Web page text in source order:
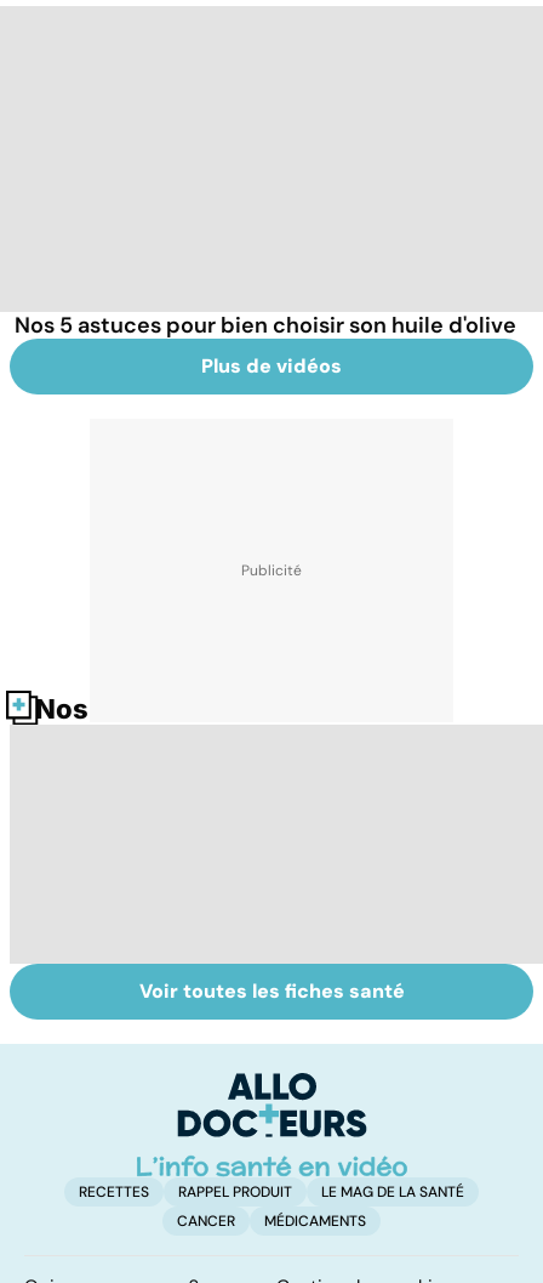
Nos 5 astuces pour bien choisir son huile d'olive
Plus de vidéos
Nos fiches santé
Grand froid : nos
conseils
Perturbateurs
endocriniens :
notre santé
Voir toutes les fiches santé
RECETTES RAPPEL PRODUIT
LE MAG DE LA SANTÉ
CANCER
MÉDICAMENTS